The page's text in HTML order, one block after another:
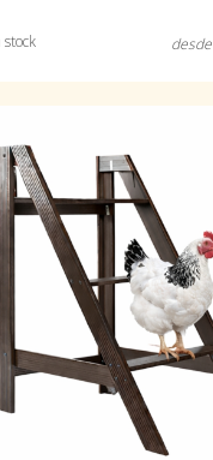
stock desde